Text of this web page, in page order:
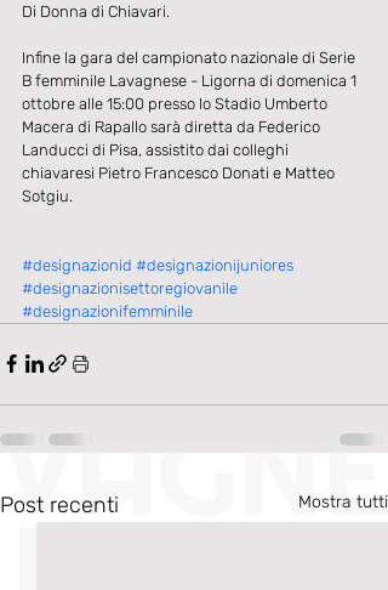
Di Donna di Chiavari.
Infine la gara del campionato nazionale di Serie
B femminile Lavagnese - Ligorna di domenica 1
ottobre alle 15:00 presso lo Stadio Umberto
Macera di Rapallo sarà diretta da Federico
Landucci di Pisa, assistito dai colleghi
chiavaresi Pietro Francesco Donati e Matteo
Sotgiu.
#designazionid #designazionijuniores
#designazionisettoregiovanile
#designazionifemminile
Post recenti Mostra tutti